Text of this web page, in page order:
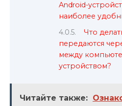
Android-
наиболее
Что
передаются
между
устройством?
Читайте также: